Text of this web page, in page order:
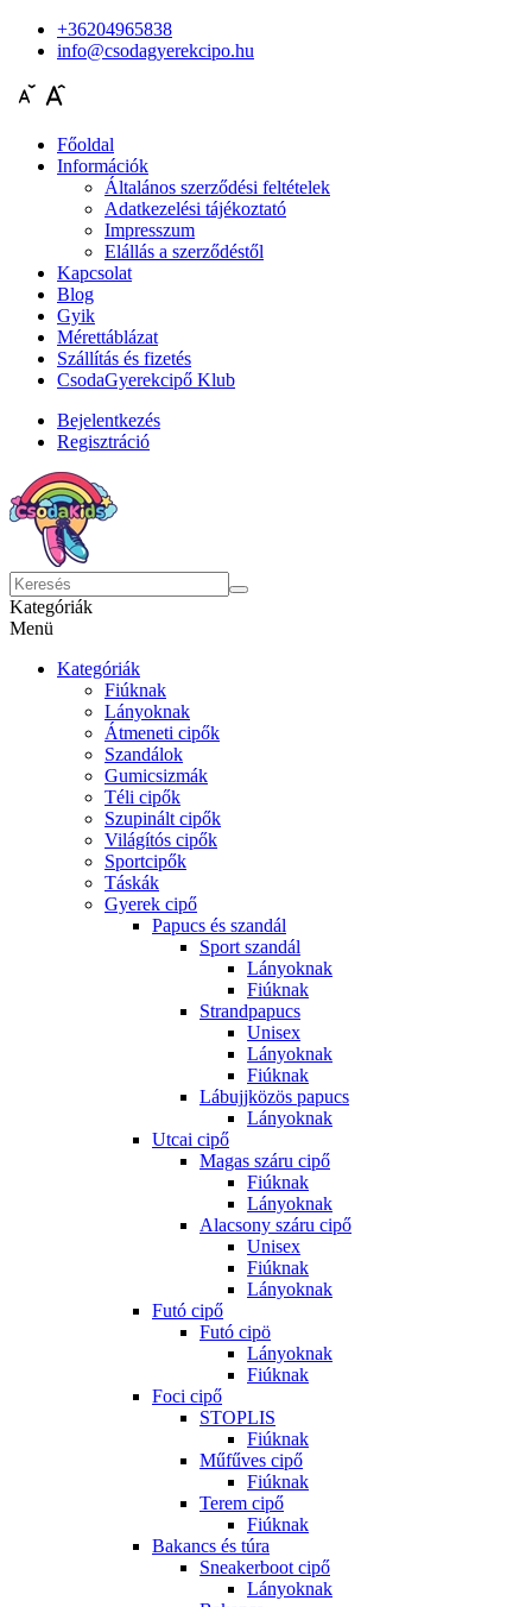
+36204965838
info@csodagyerekcipo.hu
Főoldal
Információk
Általános szerződési feltételek
Adatkezelési tájékoztató
Impresszum
Elállás a szerződéstől
Kapcsolat
Blog
Gyik
Mérettáblázat
Szállítás és fizetés
CsodaGyerekcipő Klub
Bejelentkezés
Regisztráció
Kategóriák
Menü
Kategóriák
Fiúknak
Lányoknak
Átmeneti cipők
Szandálok
Gumicsizmák
Téli cipők
Szupinált cipők
Világítós cipők
Sportcipők
Táskák
Gyerek cipő
Papucs és szandál
Sport szandál
Lányoknak
Fiúknak
Strandpapucs
Unisex
Lányoknak
Fiúknak
Lábujjközös papucs
Lányoknak
Utcai cipő
Magas száru cipő
Fiúknak
Lányoknak
Alacsony száru cipő
Unisex
Fiúknak
Lányoknak
Futó cipő
Futó cipö
Lányoknak
Fiúknak
Foci cipő
STOPLIS
Fiúknak
Műfűves cipő
Fiúknak
Terem cipő
Fiúknak
Bakancs és túra
Sneakerboot cipő
Lányoknak